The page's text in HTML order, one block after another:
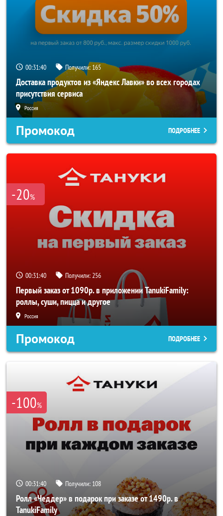
00:31:40 Получили: 165
Доставка продуктов из «Яндекс Лавки» во всех городах
присутствия сервиса
Россия
Промокод ПОДРОБНЕЕ
-20%
00:31:40 Получили:256
Первый заказ от 1090р. в приложении TanukiFamily:
роллы, суши, пицца и другое
Россия
Промокод ПОДРОБНЕЕ
-100%
00:31:40 Получили: 108
Ролл «Чеддер» в подарок при заказе от 1490р. в
TanukiFamily